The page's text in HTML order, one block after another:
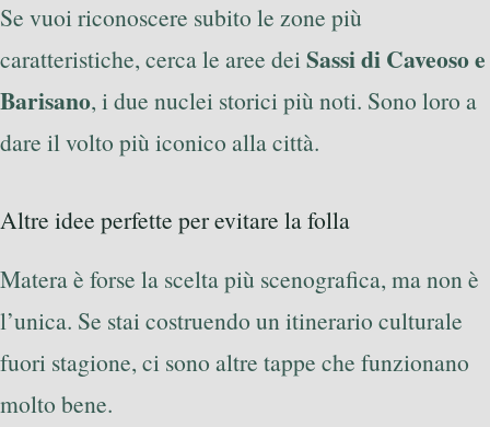
Se vuoi riconoscere subito le zone più
caratteristiche, cerca le aree deiSassi di Caveoso e
Barisano, i due nuclei storici più noti. Sono loro a
dare il volto più iconico alla città.
Altre idee perfette per evitare la folla
Matera è forse la scelta più scenografica, ma non è
l’unica. Se stai costruendo un itinerario culturale
fuori stagione, ci sono altre tappe che funzionano
molto bene.